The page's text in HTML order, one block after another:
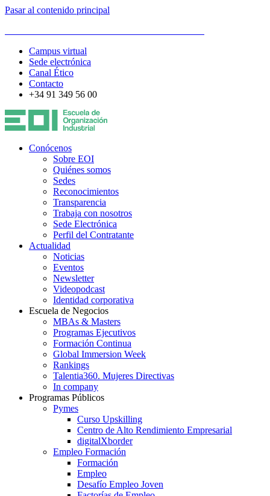
Pasar al contenido principal
Campus virtual
Sede electrónica
Canal Ético
Contacto
+34 91 349 56 00
Conócenos
Sobre EOI
Quiénes somos
Sedes
Reconocimientos
Transparencia
Trabaja con nosotros
Sede Electrónica
Perfil del Contratante
Actualidad
Noticias
Eventos
Newsletter
Videopodcast
Identidad corporativa
Escuela de Negocios
MBAs & Masters
Programas Ejecutivos
Formación Continua
Global Immersion Week
Rankings
Talentia360. Mujeres Directivas
In company
Programas Públicos
Pymes
Curso Upskilling
Centro de Alto Rendimiento Empresarial
digitalXborder
Empleo Formación
Formación
Empleo
Desafío Empleo Joven